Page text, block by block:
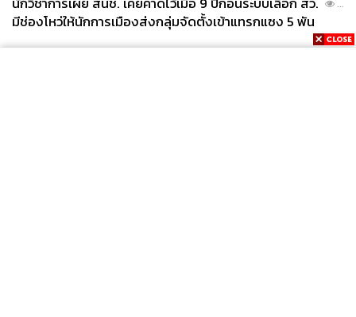
มีช่องโหว่ให้นักการเมืองส่งกลุ่มจัดตั้งเข้าแทรกแซง 5 พัน
ล้านยึดประเทศได้
...